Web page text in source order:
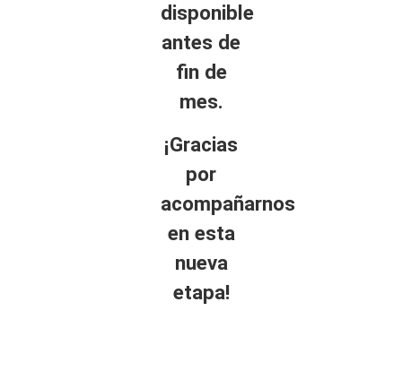
disponible
antes de
fin de
mes.
¡Gracias
por
acompañarnos
en esta
nueva
etapa!